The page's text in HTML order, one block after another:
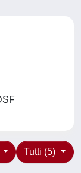
Tutti (5)